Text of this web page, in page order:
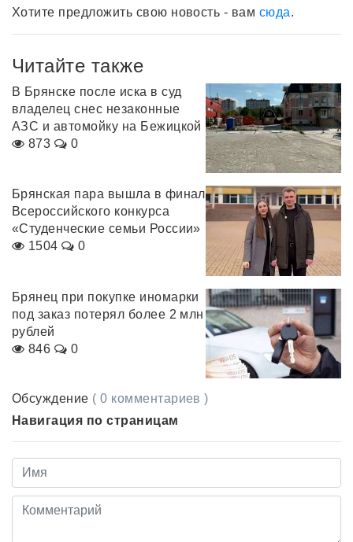
Хотите предложить свою новость - вам сюда.
Читайте также
В Брянске после иска в суд
владелец снес незаконные
АЗС и автомойку на Бежицкой
873
0
Брянская пара вышла в финал
Всероссийского конкурса
«Студенческие семьи России»
1504
0
Брянец при покупке иномарки
под заказ потерял более 2 млн
рублей
846
0
Обсуждение ( 0 комментариев )
Навигация по страницам